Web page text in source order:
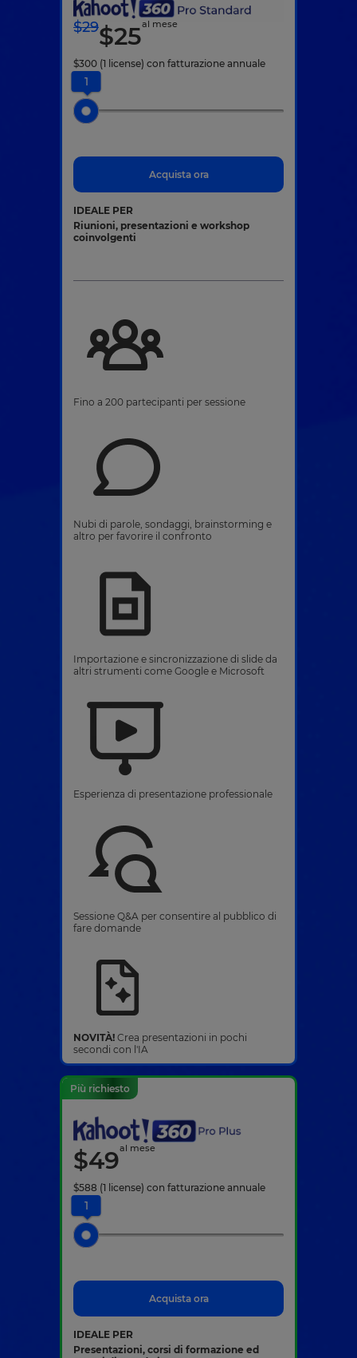
$29$25al mese
$300 (1 license) con fatturazione annuale
1
Acquista ora
IDEALE PER
Riunioni, presentazioni e workshop
coinvolgenti
Fino a 200 partecipanti per sessione
Nubi di parole, sondaggi, brainstorming e
altro per favorire il confronto
Importazione e sincronizzazione di slide da
altri strumenti come Google e Microsoft
Esperienza di presentazione professionale
Sessione Q&A per consentire al pubblico di
fare domande
NOVITÀ! Crea presentazioni in pochi
secondi con l'IA
Più richiesto
$49al mese
$588 (1 license) con fatturazione annuale
1
Acquista ora
IDEALE PER
Presentazioni, corsi di formazione ed